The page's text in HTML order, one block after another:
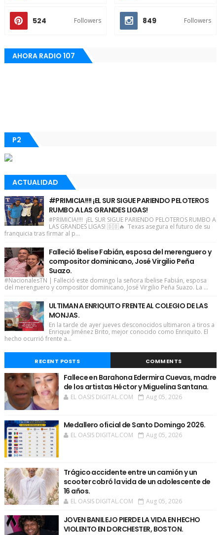
524 Followers 849 Followers
AHORA RADIO 107
P2
ACTUALIDAD
#PRIMICIA!!!! ¡EL SUR SIGUE PARIENDO PELOTEROS
RUMBO A LAS GRANDES LIGAS!
#PRIMICIA!!!! ¡EL SUR SIGUE PARIENDO PELOTEROS RUMBO A
LAS GRANDES LIGAS! 🇩🇴🔥 Texas asegura el futuro de su
franquicia tras firmar al p...
Falleció Ibelise Fabián, esposa del merenguero y
compositor dominicano, José Virgilio Peña
Suazo.
#NacionalesTN | Falleció este domingo la señora Ibelise Fabián, esposa
del merenguero y compositor dominicano, José Virgilio Peña Suazo. La ...
ULTIMAN A ENRIQUITO FRENTE AL COLEGIO DE LAS
MONJAS.
En la tarde de ayer jueves desconocidos ultimaron a tiros a
Enrique Jiménez Brito, mejor conocido como Enriquito. El
hecho ocurrió frente a...
RECENT POSTS COMMENTS
Fallece en Barahona Edermira Cuevas, madre
de los artistas Héctor y Miguelina Santana.
EL OASIS DIGITAL.COM Aug 05, 2026
Medallero oficial de Santo Domingo 2026.
EL OASIS DIGITAL.COM Aug 05, 2026
Trágico accidente entre un camión y un
scooter cobró la vida de un adolescente de
16 años.
EL OASIS DIGITAL.COM Aug 05, 2026
JOVEN BANILEJO PIERDE LA VIDA EN HECHO
VIOLENTO EN DORCHESTER, BOSTON.